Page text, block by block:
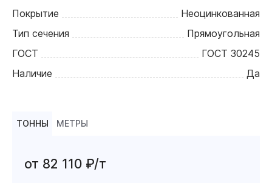
Покрытие
Неоцинкованная
Тип сечения
Прямоугольная
ГОСТ
ГОСТ 30245
Наличие
Да
ТОННЫ МЕТРЫ
от 82 110 ₽/т